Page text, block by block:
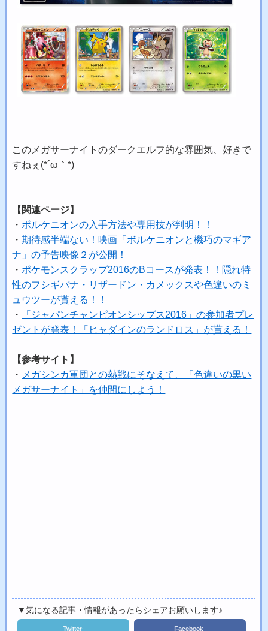
このメガサーナイトのダークエルフ的な雰囲気、好きで
すねぇ(*´ω｀*)
【関連ページ】
・ ボルケニオンの入手方法や専用技が判明！！
・期待感半端ない！映画「ボルケニオンと機巧のマギア
ナ」の予告映像２が公開！
・ ポケモンスクラップ2016のBコースが発表！！隠れ特
性のフシギバナ・リザードン・カメックスや色違いのミ
ュウツーが貰える！！
・
「ジャパンチャンピオンシップス2016」の参加者プレ
ゼントが発表！「ヒャダインのランドロス」が貰える！
【参考サイト】
・ メガシンカ軍団との熱戦にそなえて、「色違いの黒い
メガサーナイト」を仲間にしよう！
▼気になる記事・情報があったらシェアお願いします♪
Twitter Facebook